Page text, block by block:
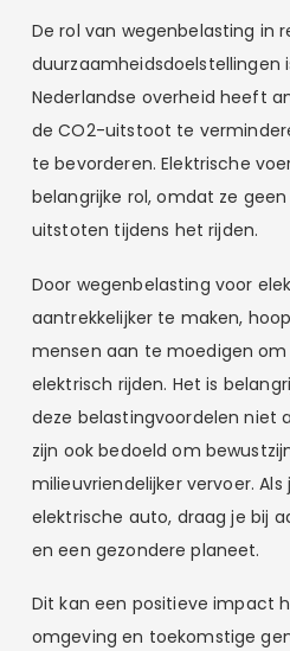
De rol van wegenbelasting in
duurzaamheidsdoelstellingen
Nederlandse overheid heeft
de CO2-uitstoot te
te bevorderen. Elektrische
belangrijke rol, omdat ze
uitstoten tijdens het rijden.
Door wegenbelasting voor
aantrekkelijker te maken,
mensen aan te moedigen
elektrisch rijden. Het is
deze belastingvoordelen niet
zijn ook bedoeld om
milieuvriendelijker vervoer. Als
elektrische auto, draag je bij
en een gezondere planeet.
Dit kan een positieve impact
omgeving en toekomstige